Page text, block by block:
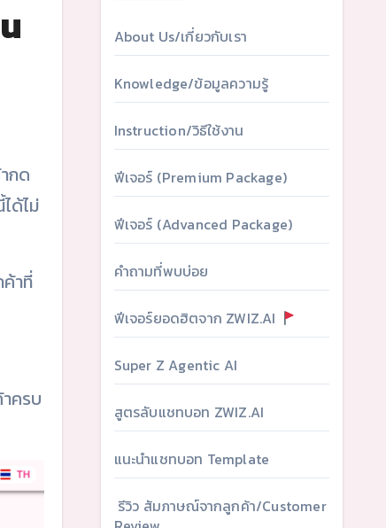
ด้ไม่
ค้าที่
ครบ
About Us/เกี่ยวกับเรา
Knowledge/ข้อมูลความรู้
Instruction/วิธีใช้งาน
ฟีเจอร์ (Premium Package)
ฟีเจอร์ (Advanced Package)
คำถามที่พบบ่อย
ฟีเจอร์ยอดฮิตจาก ZWIZ.AI
Super Z Agentic AI
สูตรลับแชทบอท ZWIZ.AI
แนะนำแชทบอท Template
รีวิว สัมภาษณ์จากลูกค้า/Customer